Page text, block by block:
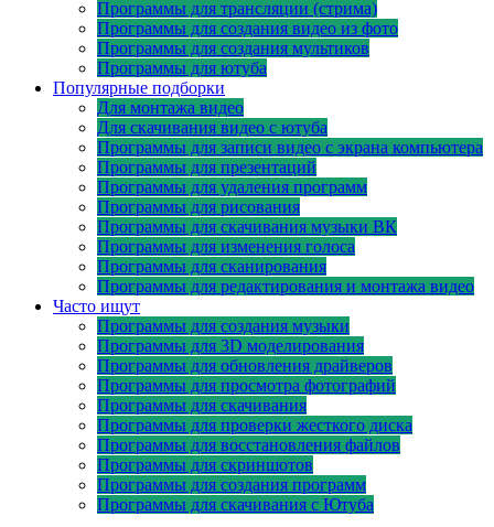
Программы для трансляции (стрима)
Программы для создания видео из фото
Программы для создания мультиков
Программы для ютуба
Популярные подборки
Для монтажа видео
Для скачивания видео с ютуба
Программы для записи видео с экрана компьютера
Программы для презентаций
Программы для удаления программ
Программы для рисования
Программы для скачивания музыки ВК
Программы для изменения голоса
Программы для сканирования
Программы для редактирования и монтажа видео
Часто ищут
Программы для создания музыки
Программы для 3D моделирования
Программы для обновления драйверов
Программы для просмотра фотографий
Программы для скачивания
Программы для проверки жесткого диска
Программы для восстановления файлов
Программы для скриншотов
Программы для создания программ
Программы для скачивания с Ютуба